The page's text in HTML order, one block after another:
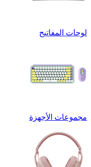
لوحات المفاتيح
مجموعات الأجهزة